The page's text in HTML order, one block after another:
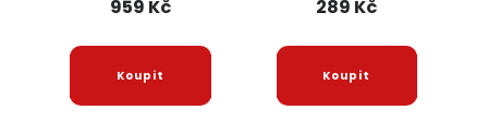
959 Kč 289 Kč